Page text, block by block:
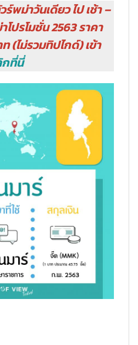
พม่าวันเดียว ไป เช้า –
ปรโมชั่น 2563 ราคา
(ไม่รวมทิปไกด์) เข้า
ที่นี่